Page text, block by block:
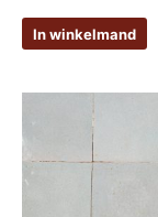
In winkelmand